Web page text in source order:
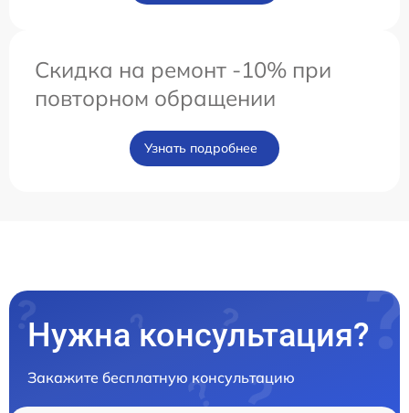
Скидка на ремонт -10% при
повторном обращении
Узнать подробнее
Нужна консультация?
Закажите бесплатную консультацию